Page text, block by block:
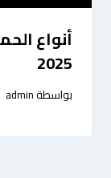
أنواع
2025
بواسطةadmin